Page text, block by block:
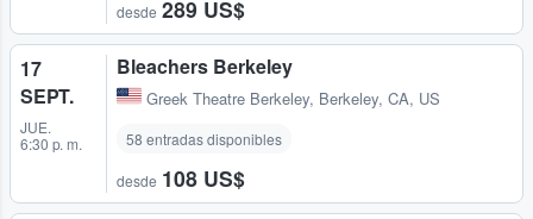
desde 289 US$
17
SEPT.
JUE.
6:30 p. m.
Bleachers Berkeley
Greek Theatre Berkeley, Berkeley, CA, US
58 entradas disponibles
desde 108 US$